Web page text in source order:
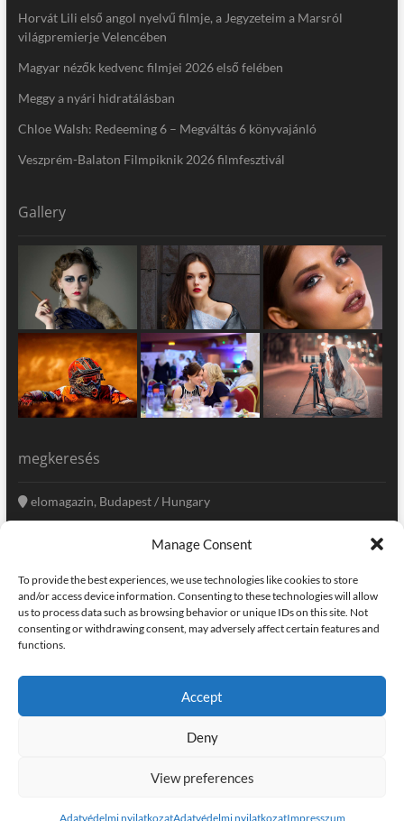
Manage Consent
To provide the best experiences, we use technologies like cookies to store
and/or access device information. Consenting to these technologies will allow
us to process data such as browsing behavior or unique IDs on this site. Not
consenting or withdrawing consent, may adversely affect certain features and
functions.
Accept
Deny
View preferences
Adatvédelmi nyilatkozatAdatvédelmi nyilatkozatImpresszum
Horvát Lili első angol nyelvű filmje, a Jegyzeteim a Marsról
világpremierje Velencében
Magyar nézők kedvenc filmjei 2026 első felében
Meggy a nyári hidratálásban
Chloe Walsh: Redeeming 6 – Megváltás 6 könyvajánló
Veszprém-Balaton Filmpiknik 2026 filmfesztivál
Gallery
megkeresés
elomagazin, Budapest / Hungary
szerkesztoseg@elomagazin.com
elomagazin
home adatvédelem impresszum kapcsolat
| © copyright, all right reserved